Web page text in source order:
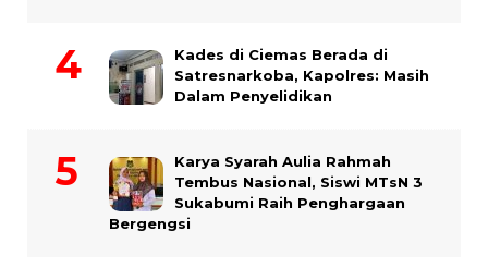
Kades di Ciemas Berada di
Satresnarkoba, Kapolres: Masih
Dalam Penyelidikan
Karya Syarah Aulia Rahmah
Tembus Nasional, Siswi MTsN 3
Sukabumi Raih Penghargaan
Bergengsi